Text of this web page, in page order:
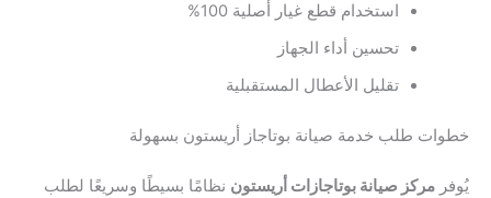
استخدام قطع غيار أصلية 100%
تحسين أداء الجهاز
تقليل الأعطال المستقبلية
خطوات طلب خدمة صيانة بوتاجاز أريستون بسهولة
يُوفر مركز صيانة بوتاجازات أريستون نظامًا بسيطًا وسريعًا لطلب